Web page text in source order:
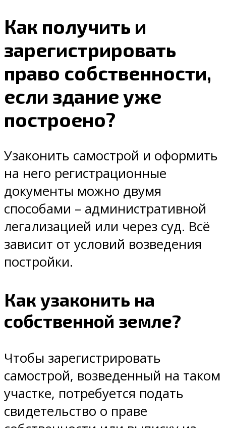
Как получить и
зарегистрировать
право собственности,
если здание уже
построено?
Узаконить самострой и оформить
на него регистрационные
документы можно двумя
способами – административной
легализацией или через суд. Всё
зависит от условий возведения
постройки.
Как узаконить на
собственной земле?
Чтобы зарегистрировать
самострой, возведенный на таком
участке, потребуется подать
свидетельство о праве